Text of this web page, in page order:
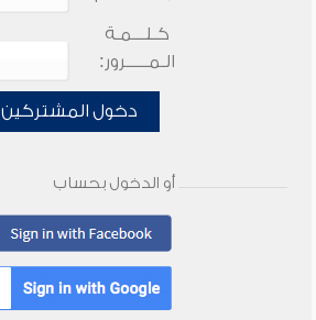
كـلـــمـة
الـمـــــرور:
دخول المشتركين
أو الدخول بحساب